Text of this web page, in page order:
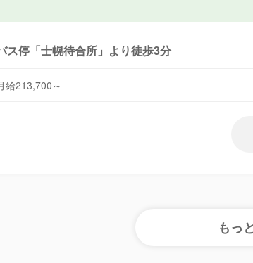
ス停「士幌待合所」より徒歩3分
給213,700～